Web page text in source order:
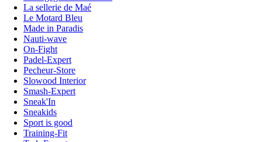
La sellerie de Maé
Le Motard Bleu
Made in Paradis
Nauti-wave
On-Fight
Padel-Expert
Pecheur-Store
Slowood Interior
Smash-Expert
Sneak'In
Sneakids
Sport is good
Training-Fit